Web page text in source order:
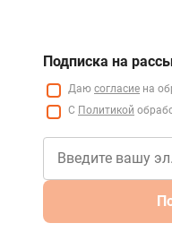
Подписка на
Даю согласие на
С Политикой